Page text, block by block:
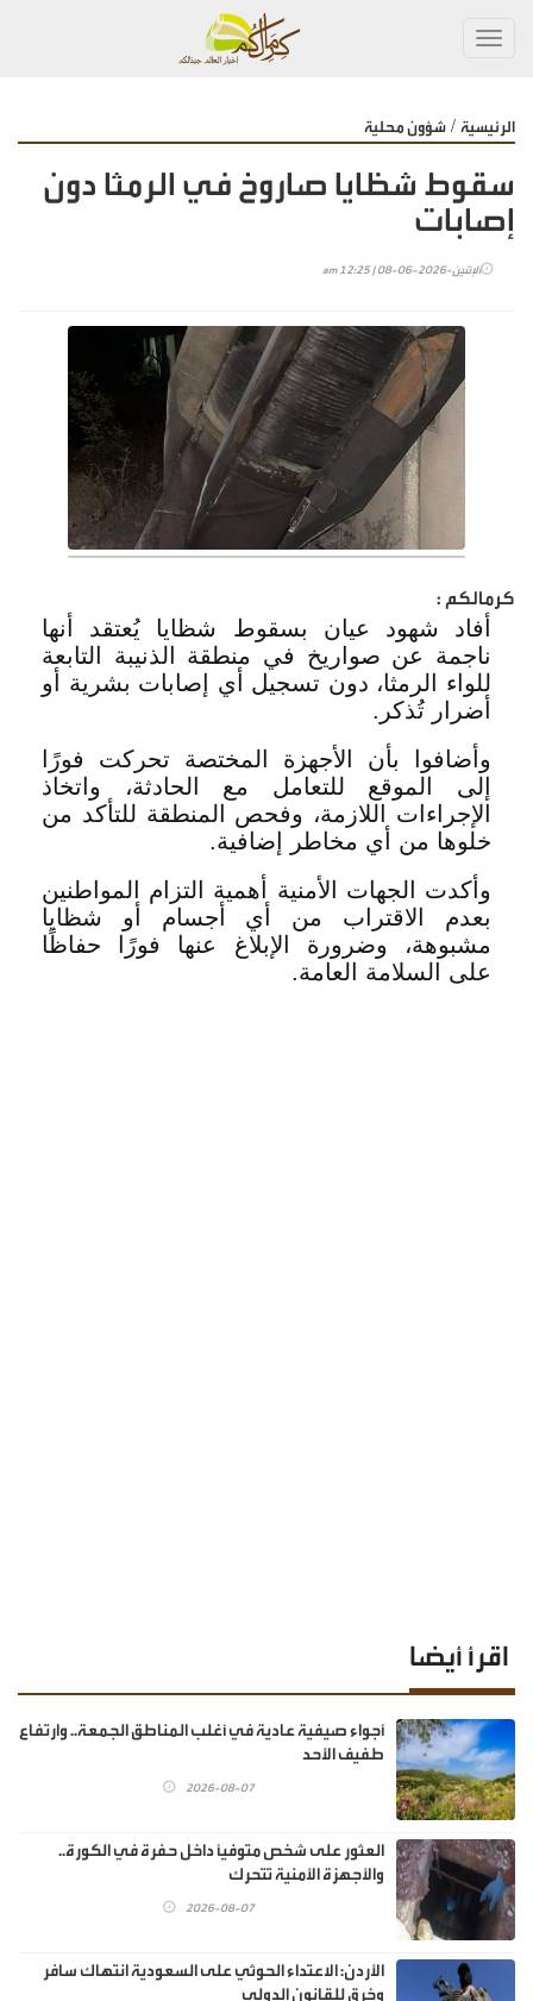
الرئيسية / شؤون محلية
سقوط شظايا صاروخ في الرمثا دون
إصابات
الإثنين-2026-06-08 | 12:25 am
كرمالكم :
أفاد شهود عيان بسقوط شظايا يُعتقد أنها
ناجمة عن صواريخ في منطقة الذنيبة التابعة
للواء الرمثا، دون تسجيل أي إصابات بشرية أو
أضرار تُذكر.
وأضافوا بأن الأجهزة المختصة تحركت فورًا
إلى الموقع للتعامل مع الحادثة، واتخاذ
الإجراءات اللازمة، وفحص المنطقة للتأكد من
خلوها من أي مخاطر إضافية.
وأكدت الجهات الأمنية أهمية التزام المواطنين
بعدم الاقتراب من أي أجسام أو شظايا
مشبوهة، وضرورة الإبلاغ عنها فورًا حفاظًا
على السلامة العامة.
اقرأ أيضا
أجواء صيفية عادية في أغلب المناطق الجمعة.. وارتفاع
طفيف الأحد
2026-08-07
العثور على شخص متوفيًا داخل حفرة في الكورة..
والأجهزة الأمنية تتحرك
2026-08-07
الأردن: الاعتداء الحوثي على السعودية انتهاك سافر
وخرق للقانون الدولي